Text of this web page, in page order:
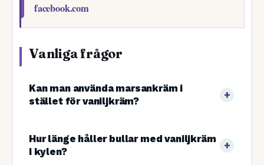
facebook.com
Vanliga frågor
Kan man använda marsankräm i
stället för vaniljkräm?
Hur länge håller bullar med vaniljkräm
i kylen?